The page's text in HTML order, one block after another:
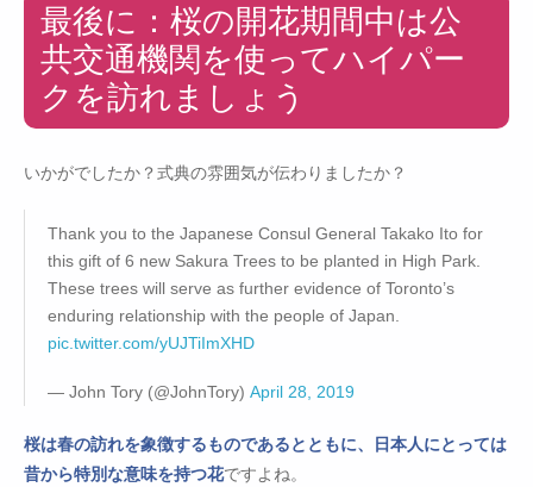
最後に：桜の開花期間中は公
共交通機関を使ってハイパー
クを訪れましょう
いかがでしたか？式典の雰囲気が伝わりましたか？
Thank you to the Japanese Consul General Takako Ito for
this gift of 6 new Sakura Trees to be planted in High Park.
These trees will serve as further evidence of Toronto’s
enduring relationship with the people of Japan.
pic.twitter.com/yUJTiImXHD
— John Tory (@JohnTory) April 28, 2019
桜は春の訪れを象徴するものであるとともに、日本人にとっては
昔から特別な意味を持つ花ですよね。